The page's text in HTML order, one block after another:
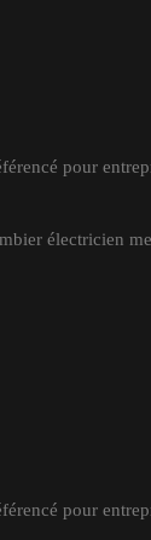
pour
électricien
pour